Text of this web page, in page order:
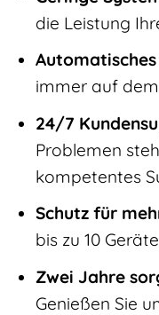
die Leistung
immer auf
24/7
Problemen
kompetentes
Schutz für
bis zu 10
Zwei Jahre
Genießen Sie